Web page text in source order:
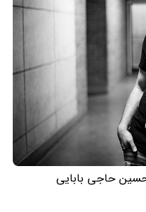
حاجی بابایی